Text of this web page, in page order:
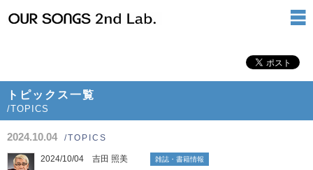
トピックス一覧
/TOPICS
2024.10.04 /TOPICS
2024/10/04 吉田 照美 雑誌・書籍情報